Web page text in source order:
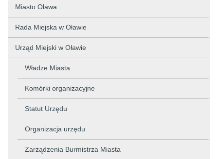
Miasto Oława
Rada Miejska w Oławie
Urząd Miejski w Oławie
Władze Miasta
Komórki organizacyjne
Statut Urzędu
Organizacja urzędu
Zarządzenia Burmistrza Miasta